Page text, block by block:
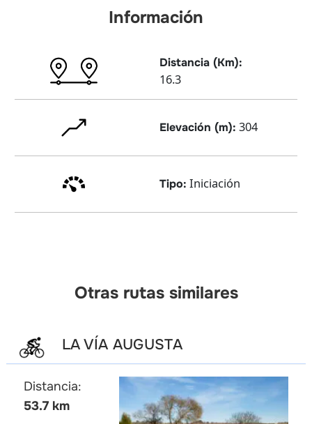
Información
Distancia (Km):
16.3
Elevación (m): 304
Tipo: Iniciación
Otras rutas similares
LA VÍA AUGUSTA
Distancia:
53.7 km